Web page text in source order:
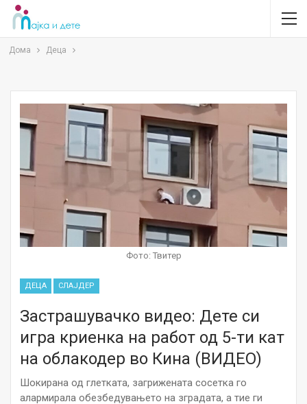
Дома Деца
Фото: Твитер
ДЕЦА СЛАЈДЕР
Застрашувачко видео: Дете си
игра криенка на работ од 5-ти кат
на облакодер во Кина (ВИДЕО)
Шокирана од глетката, загрижената сосетка го
алармирала обезбедувањето на зградата, а тие ги